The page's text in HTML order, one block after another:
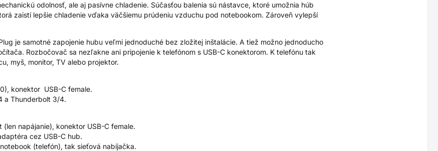
odolnosť, ale aj pasívne chladenie. Súčasťou balenia sú nástavce, ktoré umožnia húb
zaistí lepšie chladenie vďaka väčšiemu prúdeniu vzduchu pod notebookom. Zároveň vylepší
je samotné zapojenie hubu veľmi jednoduché bez zložitej inštalácie. A tiež možno jednoducho
Rozbočovač sa nezľakne ani pripojenie k telefónom s USB-C konektorom. K telefónu tak
myš, monitor, TV alebo projektor.
konektor USB-C female.
a Thunderbolt 3/4.
napájanie), konektor USB-C female.
cez USB-C hub.
(telefón), tak sieťová nabíjačka.